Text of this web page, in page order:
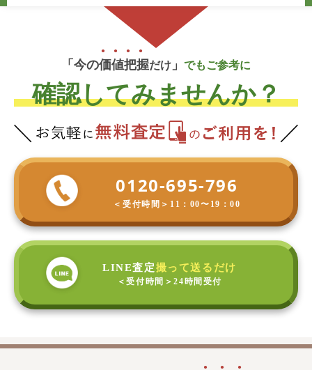
「今の価値把握だけ 」 でもご参考に
確認してみませんか？
0120-695-796
＜受付時間＞ 11：00〜19：00
LINE査定撮って送るだけ
＜受付時間＞24時間受付